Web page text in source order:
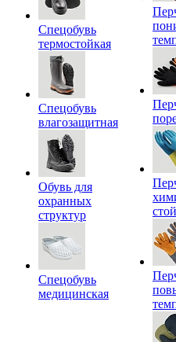
Спецобувь
термостойкая
Спецобувь
влагозащитная
Обувь для
охранных
структур
Спецобувь
медицинская